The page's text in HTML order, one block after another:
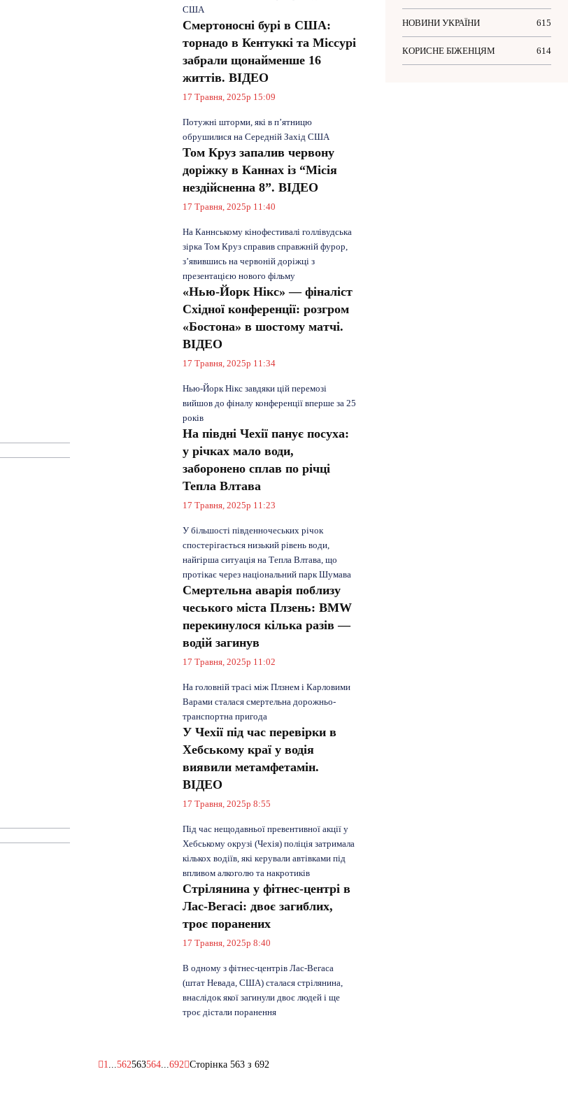
США
Смертоносні бурі в США:
торнадо в Кентуккі та Міссурі
забрали щонайменше 16
життів. ВІДЕО
17 Травня, 2025р 15:09
Потужні шторми, які в п’ятницю
обрушилися на Середній Захід США
Том Круз запалив червону
доріжку в Каннах із “Місія
нездійсненна 8”. ВІДЕО
17 Травня, 2025р 11:40
На Каннському кінофестивалі голлівудська
зірка Том Круз справив справжній фурор,
з’явившись на червоній доріжці з
презентацією нового фільму
«Нью-Йорк Нікс» — фіналіст
Східної конференції: розгром
«Бостона» в шостому матчі.
ВІДЕО
17 Травня, 2025р 11:34
Нью-Йорк Нікс завдяки цій перемозі
вийшов до фіналу конференції вперше за 25
років
На півдні Чехії панує посуха:
у річках мало води,
заборонено сплав по річці
Тепла Влтава
17 Травня, 2025р 11:23
У більшості південночеських річок
спостерігається низький рівень води,
найгірша ситуація на Тепла Влтава, що
протікає через національний парк Шумава
Смертельна аварія поблизу
чеського міста Плзень: BMW
перекинулося кілька разів —
водій загинув
17 Травня, 2025р 11:02
На головній трасі між Плзнем і Карловими
Варами сталася смертельна дорожньо-
транспортна пригода
У Чехії під час перевірки в
Хебському краї у водія
виявили метамфетамін.
ВІДЕО
17 Травня, 2025р 8:55
Під час нещодавньої превентивної акції у
Хебському окрузі (Чехія) поліція затримала
кількох водіїв, які керували автівками під
впливом алкоголю та накротиків
Стрілянина у фітнес-центрі в
Лас-Вегасі: двоє загиблих,
троє поранених
17 Травня, 2025р 8:40
В одному з фітнес-центрів Лас-Вегаса
(штат Невада, США) сталася стрілянина,
внаслідок якої загинули двоє людей і ще
троє дістали поранення
1...562563564...692 Сторінка 563 з 692
НОВИНИ УКРАЇНИ 615
КОРИСНЕ БІЖЕНЦЯМ 614